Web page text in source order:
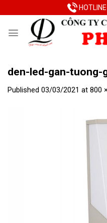
to
HOTLINE
den-led-gan-tuong-
Published 03/03/2021 at 800